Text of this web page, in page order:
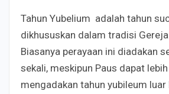
Tahun Yubelium adalah tahun
dikhususkan dalam tradisi
Biasanya perayaan ini diadakan
sekali, meskipun Paus dapat
mengadakan tahun yubileum luar